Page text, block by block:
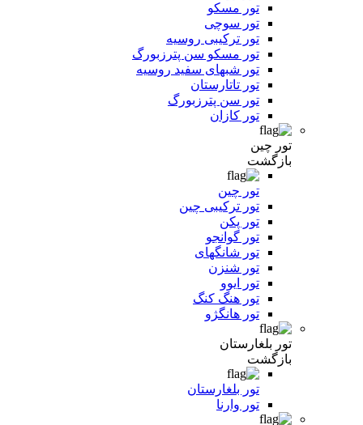
تور مسکو
تور سوچی
تور ترکیبی روسیه
تور مسکو سن پترزبورگ
تور شبهای سفید روسیه
تور تاتارستان
تور سن پترزبورگ
تور کازان
تور چین
بازگشت
تور چین
تور ترکیبی چین
تور پکن
تور گوانجو
تور شانگهای
تور شنزن
تور ایوو
تور هنگ کنگ
تور هانگژو
تور بلغارستان
بازگشت
تور بلغارستان
تور وارنا